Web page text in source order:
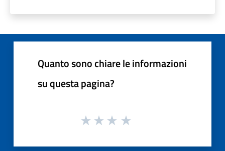
Quanto sono chiare le informazioni
su questa pagina?